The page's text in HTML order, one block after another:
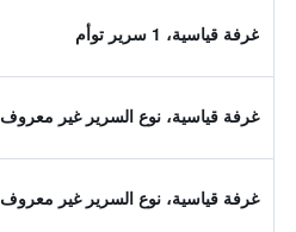
غرفة قياسية، 1 سرير توأم
غرفة قياسية، نوع السرير غير معروف
غرفة قياسية، نوع السرير غير معروف